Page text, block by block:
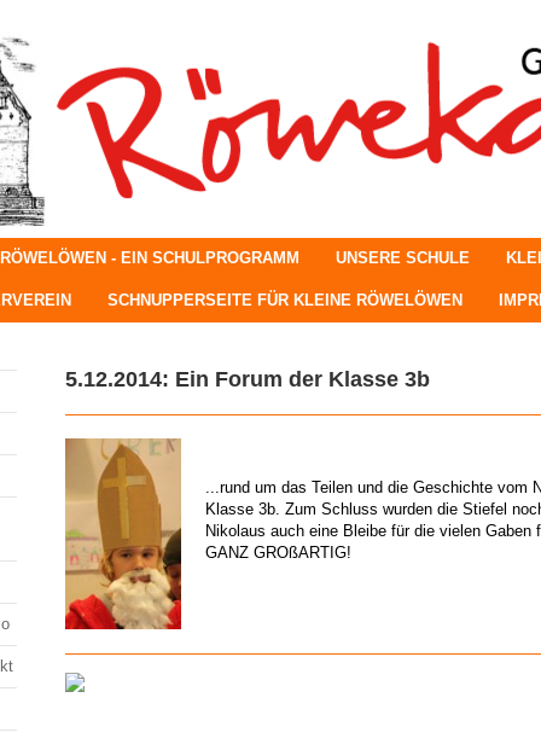
- EIN SCHULPROGRAMM UNSERE SCHULE
SCHNUPPERSEITE FÜR KLEINE RÖWELÖWEN
5.12.2014: Ein Forum der Klasse 3b
...rund um das Teilen und die Geschichte vom
Klasse 3b. Zum Schluss wurden die Stiefel
Nikolaus auch eine Bleibe für die vielen Gaben
GANZ GROßARTIG!